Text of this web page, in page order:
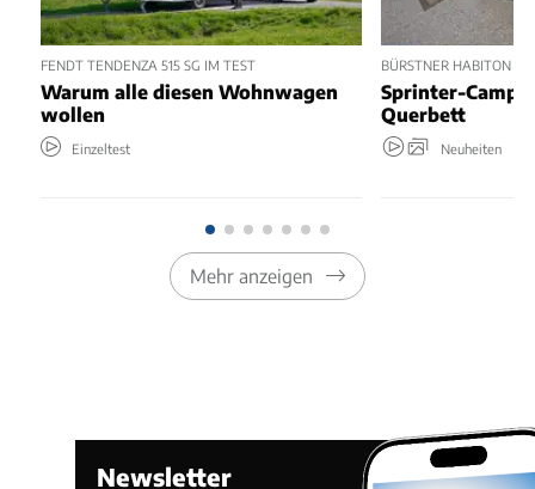
FENDT TENDENZA 515 SG IM TEST
Warum alle diesen Wohnwagen
wollen
Einzeltest
BÜRSTNER HABITON 6.1
Sprinter-
Querbett
Neuheiten
Mehr anzeigen
Newsletter